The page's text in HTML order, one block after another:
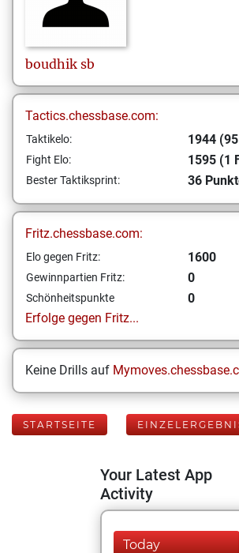
boudhik sb
Tactics.chessbase.com:
Taktikelo: 1944
Fight Elo: 1595 (1
Bester Taktiksprint: 36
Fritz.chessbase.com:
Elo gegen Fritz: 1600
Gewinnpartien Fritz: 0
Schönheitspunkte
0
Erfolge gegen Fritz...
Keine Drills auf
STARTSEITE
Your Latest App
Activity
Today